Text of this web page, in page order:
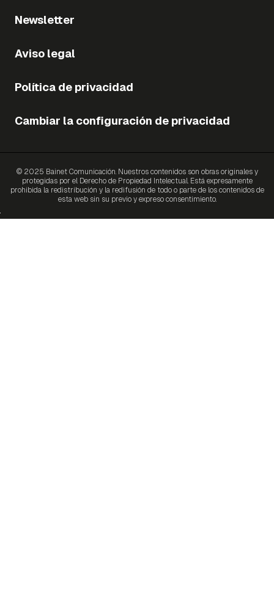
Newsletter
Aviso legal
Política de privacidad
Cambiar la configuración de privacidad
© 2025 Bainet Comunicación. Nuestros contenidos son obras originales y
protegidas por el Derecho de Propiedad Intelectual. Está expresamente
prohibida la redistribución y la redifusión de todo o parte de los contenidos de
esta web sin su previo y expreso consentimiento.